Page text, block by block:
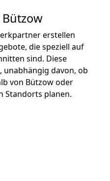
erstellen
die speziell auf
sind. Diese
unabhängig davon, ob
von Bützow oder
Standorts planen.